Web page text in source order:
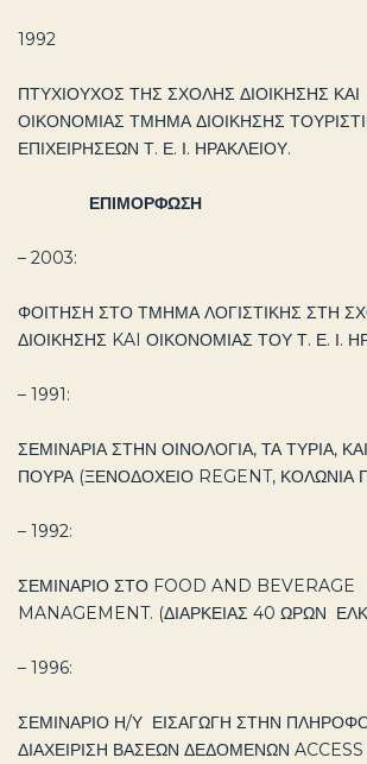
1992
ΠΤΥΧΙΟΥΧΟΣ ΤΗΣ ΣΧΟΛΗΣ ΔΙΟΙΚΗΣΗΣ ΚΑΙ
ΟΙΚΟΝΟΜΙΑΣ ΤΜΗΜΑ ΔΙΟΙΚΗΣΗΣ
ΕΠΙΧΕΙΡΗΣΕΩΝ Τ. Ε. Ι. ΗΡΑΚΛΕΙΟΥ.
ΕΠΙΜΟΡΦΩΣΗ
– 2003:
ΦΟΙΤΗΣΗ ΣΤΟ ΤΜΗΜΑ ΛΟΓΙΣΤΙΚΗΣ ΣΤΗ
ΔΙΟΙΚΗΣΗΣ KAI ΟΙΚΟΝΟΜΙΑΣ ΤΟΥ Τ. Ε. Ι.
– 1991:
ΣΕΜΙΝΑΡΙΑ ΣΤΗΝ ΟΙΝΟΛΟΓΙΑ, ΤΑ ΤΥΡΙΑ,
ΠΟΥΡΑ (ΞΕΝΟΔΟΧΕΙΟ REGENT, ΚΟΛΩΝΙΑ
– 1992:
ΣΕΜΙΝΑΡΙΟ ΣΤΟ FOOD AND BEVERAGE
MANAGEMENT. (ΔΙΑΡΚΕΙΑΣ 40 ΩΡΩΝ
– 1996:
ΣΕΜΙΝΑΡΙΟ Η/Υ ΕΙΣΑΓΩΓΗ ΣΤΗΝ
ΔΙΑΧΕΙΡΙΣΗ ΒΑΣΕΩΝ ΔΕΔΟΜΕΝΩΝ ACCESS